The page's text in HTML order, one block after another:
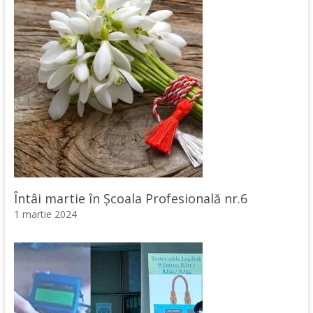
Întâi martie în Școala Profesională nr.6
1 martie 2024